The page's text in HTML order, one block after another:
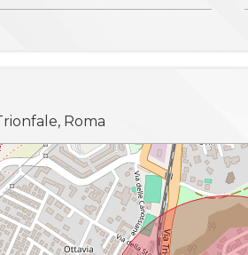
Roma